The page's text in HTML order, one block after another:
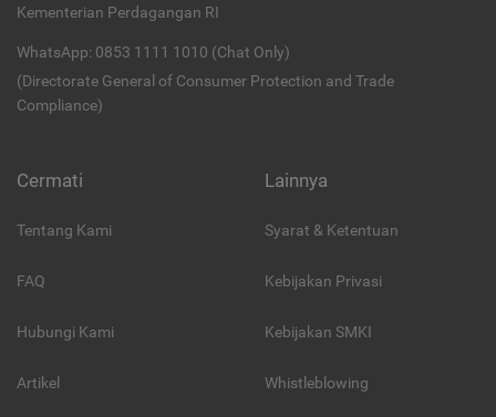
Kementerian Perdagangan RI
WhatsApp: 0853 1111 1010 (Chat Only)
(Directorate General of Consumer Protection and Trade
Compliance)
Cermati
Tentang Kami
FAQ
Hubungi Kami
Artikel
Lainnya
Syarat & Ketentuan
Kebijakan Privasi
Kebijakan SMKI
Whistleblowing